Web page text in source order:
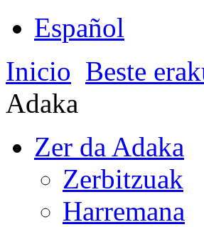
Español
Inicio Beste
Adaka
Zer da Adaka
Zerbitzuak
Harremana